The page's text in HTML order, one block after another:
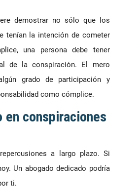
demostrar no sólo que los
tenían la intención de cometer
una persona debe tener
de la conspiración. El mero
grado de participación y
como cómplice.
en conspiraciones
a largo plazo. Si
Un abogado dedicado podría
ti.